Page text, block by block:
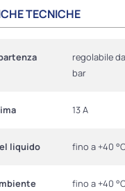
TECNICHE
regolabile
bar
13 A
liquido fino a +40
fino a +40